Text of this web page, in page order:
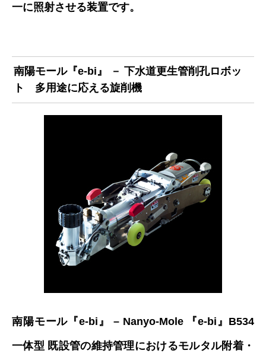
一に照射させる装置です。
南陽モール『e-bi』 － 下水道更生管削孔ロボッ
ト 多用途に応える旋削機
南陽モール『e-bi』 – Nanyo-Mole 『e-bi』B534
一体型 既設管の維持管理におけるモルタル附着・